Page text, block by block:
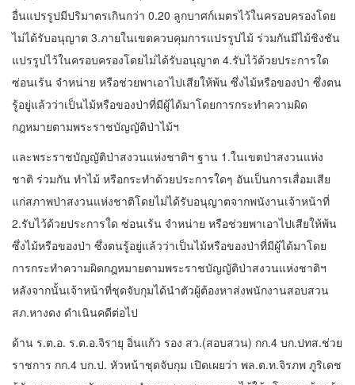
อื่นแปรรูปมีปริมาตรเกินกว่า 0.20 ลูกบาศก์เมตรไว้ในครอบครองโดย
ไม่ได้รับอนุญาต 3.ภายในเขตควบคุมการแปรรูปไม้ ร่วมกันมีไม้ชิงชัน
แปรรูปไว้ในครอบครองโดยไม่ได้รับอนุญาต 4.รับไว้ด้วยประการใด
ซ่อนเร้น จำหน่าย หรือช่วยพาเอาไปเสียให้พ้น ซึ่งไม้หรือของป่า ซึ่งตน
รู้อยู่แล้วว่าเป็นไม้หรือของป่าที่มีผู้ได้มาโดยการกระทำความผิด
กฎหมายตามพระราชบัญญัติป่าไม้ฯ
และพระราชบัญญัติป่าสงวนแห่งชาติฯ ฐาน 1.ในเขตป่าสงวนแห่ง
ชาติ ร่วมกัน ทำไม้ หรือกระทำด้วยประการใดๆ อันเป็นการเสื่อมเสีย
แก่สภาพป่าสงวนแห่งชาติโดยไม่ได้รับอนุญาตจากพนังานเจ้าหน้าที่
2.รับไว้ด้วยประการใด ซ่อนเร้น จำหน่าย หรือช่วยพาเอาไปเสียให้พ้น
ซึ่งไม้หรือของป่า ซึ่งตนรู้อยู่แล้วว่าเป็นไม้หรือของป่าที่มีผู้ได้มาโดย
การกระทำความผิดกฎหมายตามพระราชบัญญัติป่าสงวนแห่งชาติฯ
หลังจากนั้นเจ้าหน้าที่ชุดจับกุมได้นำตัวผู้ต้องหาส่งพนักงานสอบสวน
สภ.หางดง ดำเนินคดีต่อไป
ด้าน ร.ต.อ. ร.ต.อ.จิรายุ อิ่นแก้ว รอง สว.(สอบสวน) กก.4 บก.ปทส.ช่วย
ราชการ กก.4 บก.ป. หัวหน้าชุดจับกุม เปิดเผยว่า พล.ต.ท.จิรภพ ภูริเดช